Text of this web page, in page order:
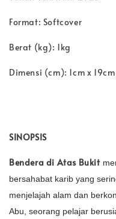
Format: Softcover
Berat (kg): 1kg
Dimensi (cm): 1cm x 19cm
SINOPSIS
Bendera di Atas Bukit
bersahabat karib yang
menjelajah alam dan
Abu, seorang pelajar